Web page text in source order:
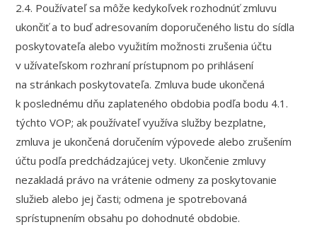
2.4. Používateľ sa môže kedykoľvek rozhodnúť zmluvu
ukončiť a to buď adresovaním doporučeného listu do sídla
poskytovateľa alebo využitím možnosti zrušenia účtu
v užívateľskom rozhraní prístupnom po prihlásení
na stránkach poskytovateľa. Zmluva bude ukončená
k poslednému dňu zaplateného obdobia podľa bodu 4.1.
týchto VOP; ak používateľ využíva služby bezplatne,
zmluva je ukončená doručením výpovede alebo zrušením
účtu podľa predchádzajúcej vety. Ukončenie zmluvy
nezakladá právo na vrátenie odmeny za poskytovanie
služieb alebo jej časti; odmena je spotrebovaná
sprístupnením obsahu po dohodnuté obdobie.